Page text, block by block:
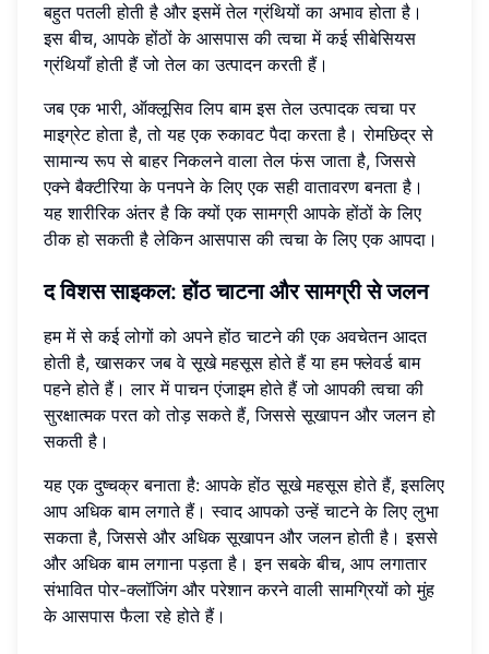
बहुत पतली होती है और इसमें तेल ग्रंथियों का अभाव होता है।
इस बीच, आपके होंठों के आसपास की त्वचा में कई सीबेसियस
ग्रंथियाँ होती हैं जो तेल का उत्पादन करती हैं।
जब एक भारी, ऑक्लूसिव लिप बाम इस तेल उत्पादक त्वचा पर
माइग्रेट होता है, तो यह एक रुकावट पैदा करता है। रोमछिद्र से
सामान्य रूप से बाहर निकलने वाला तेल फंस जाता है, जिससे
एक्ने बैक्टीरिया के पनपने के लिए एक सही वातावरण बनता है।
यह शारीरिक अंतर है कि क्यों एक सामग्री आपके होंठों के लिए
ठीक हो सकती है लेकिन आसपास की त्वचा के लिए एक आपदा।
द विशस साइकल: होंठ चाटना और सामग्री से जलन
हम में से कई लोगों को अपने होंठ चाटने की एक अवचेतन आदत
होती है, खासकर जब वे सूखे महसूस होते हैं या हम फ्लेवर्ड बाम
पहने होते हैं। लार में पाचन एंजाइम होते हैं जो आपकी त्वचा की
सुरक्षात्मक परत को तोड़ सकते हैं, जिससे सूखापन और जलन हो
सकती है।
यह एक दुष्चक्र बनाता है: आपके होंठ सूखे महसूस होते हैं, इसलिए
आप अधिक बाम लगाते हैं। स्वाद आपको उन्हें चाटने के लिए लुभा
सकता है, जिससे और अधिक सूखापन और जलन होती है। इससे
और अधिक बाम लगाना पड़ता है। इन सबके बीच, आप लगातार
संभावित पोर-क्लॉजिंग और परेशान करने वाली सामग्रियों को मुंह
के आसपास फैला रहे होते हैं।